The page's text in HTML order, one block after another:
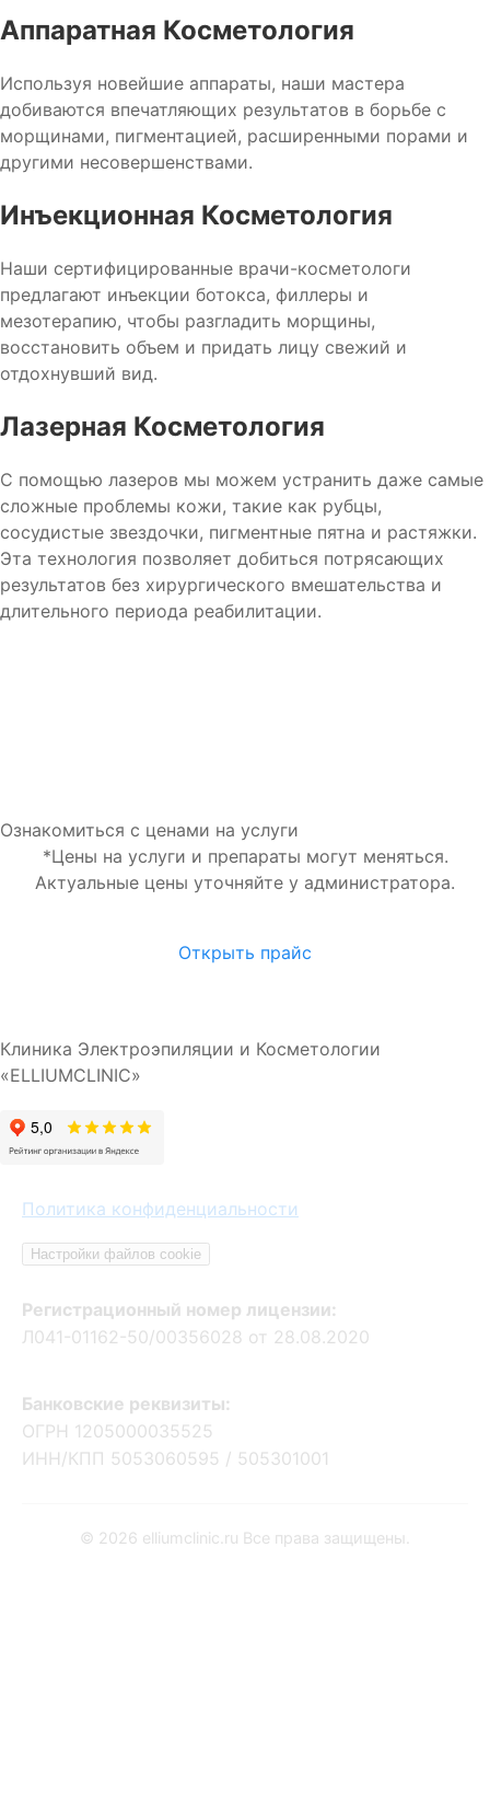
Аппаратная Косметология
Используя новейшие аппараты, наши мастера
добиваются впечатляющих результатов в борьбе с
морщинами, пигментацией, расширенными порами и
другими несовершенствами.
Инъекционная Косметология
Наши сертифицированные врачи-косметологи
предлагают инъекции ботокса, филлеры и
мезотерапию, чтобы разгладить морщины,
восстановить объем и придать лицу свежий и
отдохнувший вид.
Лазерная Косметология
С помощью лазеров мы можем устранить даже самые
сложные проблемы кожи, такие как рубцы,
сосудистые звездочки, пигментные пятна и растяжки.
Эта технология позволяет добиться потрясающих
результатов без хирургического вмешательства и
длительного периода реабилитации.
Ознакомиться с ценами на услуги
*Цены на услуги и препараты могут меняться.
Актуальные цены уточняйте у администратора.
Открыть прайс
Клиника Электроэпиляции и Косметологии
«ELLIUMCLINIC»
Политика конфиденциальности
Настройки файлов cookie
Регистрационный номер лицензии:
Л041-01162-50/00356028 от 28.08.2020
Банковские реквизиты:
ОГРН 1205000035525
ИНН/КПП 5053060595 / 505301001
© 2026 elliumclinic.ru Все права защищены.